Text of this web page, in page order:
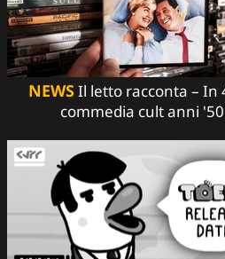
NEWSIl letto racconta – In
commedia cult anni '50